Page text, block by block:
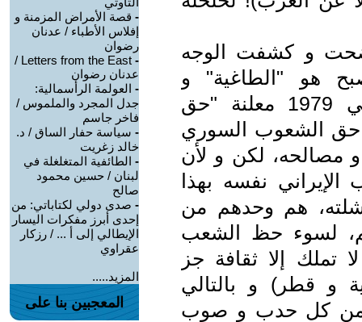
و كشفت الوجه
هو "الطاغية" و
الدكتاتور، فالثورة التي انطلقت في 1979 معلنة "حق
حق الشعوب السوري
مصالحه، لكن و لأن
نفسه بهذا
هم وحدهم من
لسوء حظ الشعب
تملك إلا ثقافة جز
و قطر) و بالتالي
من كل حدب و صوب
- قصة الأمراض المزمنة و
إفلاس الأطباء / عدنان
رضوان
-
Letters from the East /
عدنان رضوان
- العولمة الرأسمالية:
جدل المجرد والملموس /
فاخر جاسم
- سياسة حفار الساق / د.
خالد زغريت
- الطائفية المتغلغلة في
لبنان / حسين محمود
صالح
- صدى دولي لكتاباتي: من
إحدى أبرز مفكرات اليسار
الإيطالي إلى أ ... / رزكار
عقراوي
المزيد.....
المعجبين بنا على